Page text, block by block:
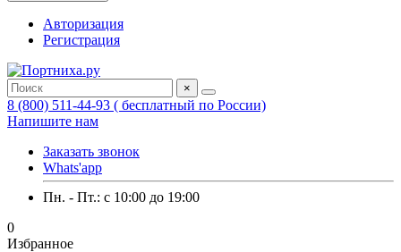
Авторизация
Регистрация
×
8 (800) 511-44-93 ( бесплатный по России)
Напишите нам
Заказать звонок
Whats'app
Пн. - Пт.: c 10:00 до 19:00
0
Избранное